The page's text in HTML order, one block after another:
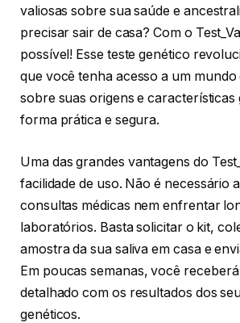
valiosas sobre sua saúde e
precisar sair de casa? Com o
possível! Esse teste genético
que você tenha acesso a um
sobre suas origens e características
forma prática e segura.
Uma das grandes vantagens do
facilidade de uso. Não é necessário
consultas médicas nem enfrentar
laboratórios. Basta solicitar o kit,
amostra da sua saliva em casa e
Em poucas semanas, você
detalhado com os resultados dos
genéticos.